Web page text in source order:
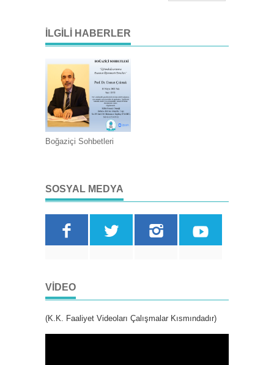
İLGILI HABERLER
Boğaziçi Sohbetleri
SOSYAL MEDYA
VIDEO
(K.K. Faaliyet Videoları Çalışmalar Kısmındadır)